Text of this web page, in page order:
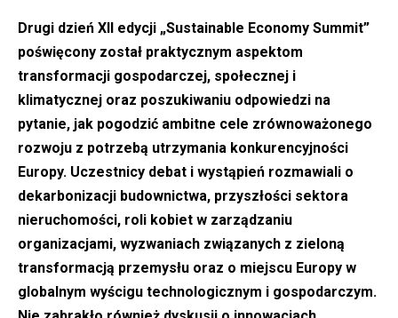
Drugi dzień XII edycji „Sustainable Economy Summit”
poświęcony został praktycznym aspektom
transformacji gospodarczej, społecznej i
klimatycznej oraz poszukiwaniu odpowiedzi na
pytanie, jak pogodzić ambitne cele zrównoważonego
rozwoju z potrzebą utrzymania konkurencyjności
Europy. Uczestnicy debat i wystąpień rozmawiali o
dekarbonizacji budownictwa, przyszłości sektora
nieruchomości, roli kobiet w zarządzaniu
organizacjami, wyzwaniach związanych z zieloną
transformacją przemysłu oraz o miejscu Europy w
globalnym wyścigu technologicznym i gospodarczym.